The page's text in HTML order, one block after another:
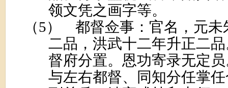
领文凭之画字等。
（5）
都督佥事：官名，元
二品，洪武十二年升正二
督府分置。恩功寄录无定
与左右都督、同知分任掌